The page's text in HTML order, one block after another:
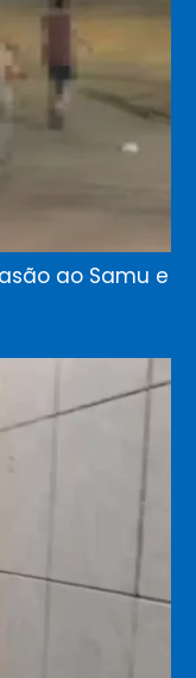
ao Samu e